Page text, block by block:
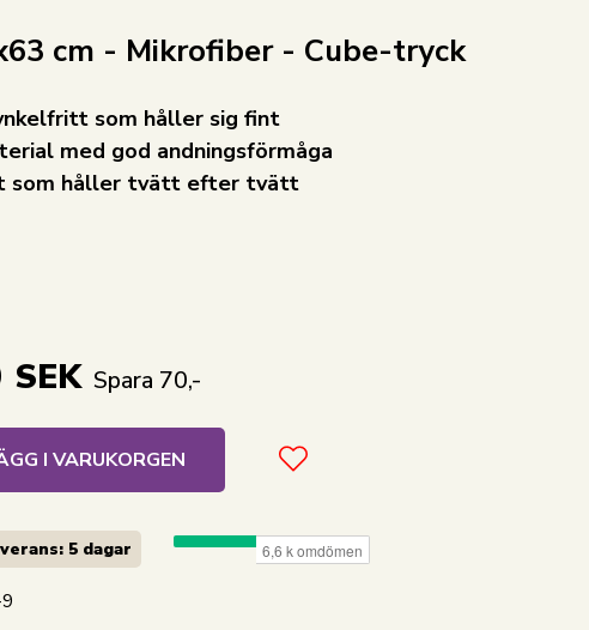
cm - Mikrofiber - Cube-tryck
som håller sig fint
med god andningsförmåga
som håller tvätt efter tvätt
SEK Spara 70,-
I VARUKORGEN
5 dagar